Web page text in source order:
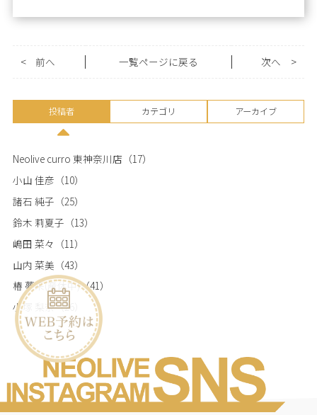
< 前へ 一覧ページに戻る >
次へ
投稿者 カテゴリ アーカイブ
Neolive curro 東神奈川店 （17）
小山 佳彦 （10）
諸石 純子 （25）
鈴木 莉夏子 （13）
嶋田 菜々 （11）
山内 菜美 （43）
椿 夢来(産休中)（41）
小塚 梨奈（26）